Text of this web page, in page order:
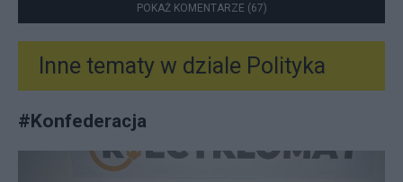
POKAŻ KOMENTARZE (67)
Inne tematy w dziale Polityka
#Konfederacja